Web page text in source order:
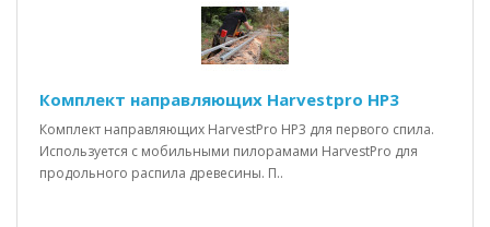
Комплект направляющих Harvestpro HP3
Комплект направляющих HarvestPro HP3 для первого спила.
Используется с мобильными пилорамами HarvestPro для
продольного распила древесины. П..